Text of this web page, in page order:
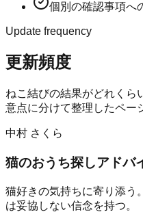
個別の確認事項へ
Update frequency
更新頻度
ねこ結びの結果がどれくら
意点に分けて整理したペー
中村 さくら
猫のおうち探しアドバ
猫好きの気持ちに寄り添う
は妥協しない信念を持つ。